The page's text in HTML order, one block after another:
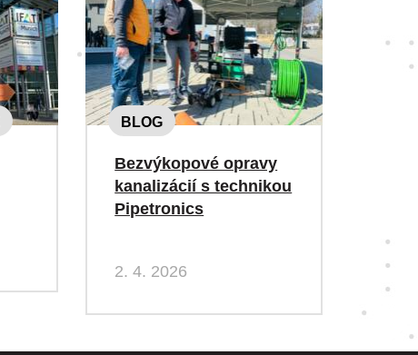
BLOG
Bezvýkopové opravy
kanalizácií s technikou
Pipetronics
2. 4. 2026